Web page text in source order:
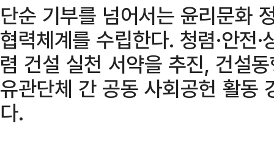
단순 기부를 넘어서는 윤리문화
협력체계를 수립한다. 청렴·안전
렴 건설 실천 서약을 추진, 건설
유관단체 간 공동 사회공헌 활동
다.